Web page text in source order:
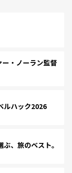
・ノーラン監督
ルハック2026
、旅のベスト。